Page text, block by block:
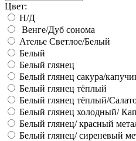
Цвет:
Н/Д
Венге/Дуб сонома
Ателье Светлое/Белый
Белый
Белый глянец
Белый глянец сакура/
Белый глянец тёплый
Белый глянец тёплый/
Белый глянец холодный/
Белый глянец/ красный
Белый глянец/ сиреневый